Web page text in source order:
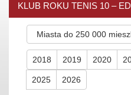
KLUB ROKU TENIS 10 –
2018 2019 2020
2025 2026